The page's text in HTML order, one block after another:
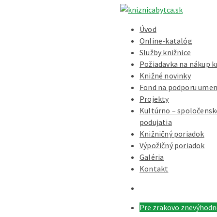
Úvod
Online-katalóg
Služby knižnice
Požiadavka na nákup
Knižné novinky
Fond na podporu
Projekty
Kultúrno –
podujatia
Knižničný poriadok
Výpožičný poriadok
Galéria
Kontakt
Pre zrakovo